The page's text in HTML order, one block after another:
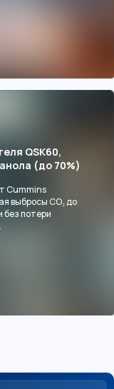
QSK60,
(до 70%)
Cummins
выбросы CO₂ до
без потери